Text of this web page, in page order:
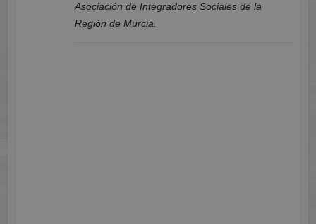
Asociación de Integradores Sociales de la
Región de Murcia.